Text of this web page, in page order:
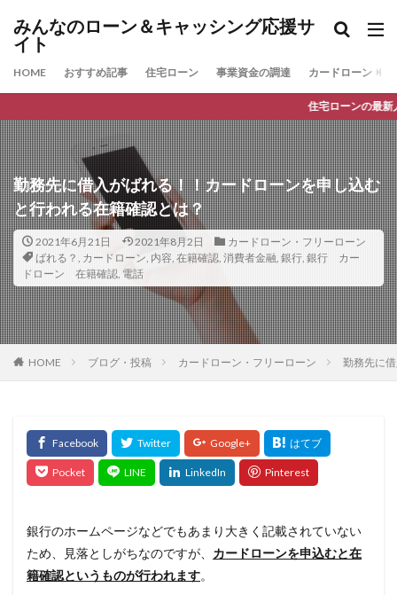
みんなのローン＆キャッシング応援サ
イト
HOME おすすめ記事 住宅ローン 事業資金の調達 カードローン
住宅ローンの最新人気ランキング
勤務先に借入がばれる！！カードローンを申し込む
と行われる在籍確認とは？
2021年6月21日 2021年8月2日
カードローン・フリーローン
ばれる？ , カードローン, 内容, 在籍確認, 消費者金融, 銀行, 銀行 カー
ドローン 在籍確認, 電話
HOME ブログ・投稿 カードローン・フリーローン 勤務先に
銀行のホームページなどでもあまり大きく記載されていない
ため、見落としがちなのですが、 カードローンを申込むと在
籍確認というものが行われます。